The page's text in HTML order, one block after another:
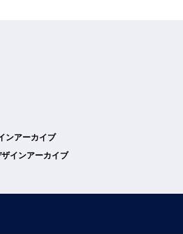
ンアーカイブ
インアーカイブ